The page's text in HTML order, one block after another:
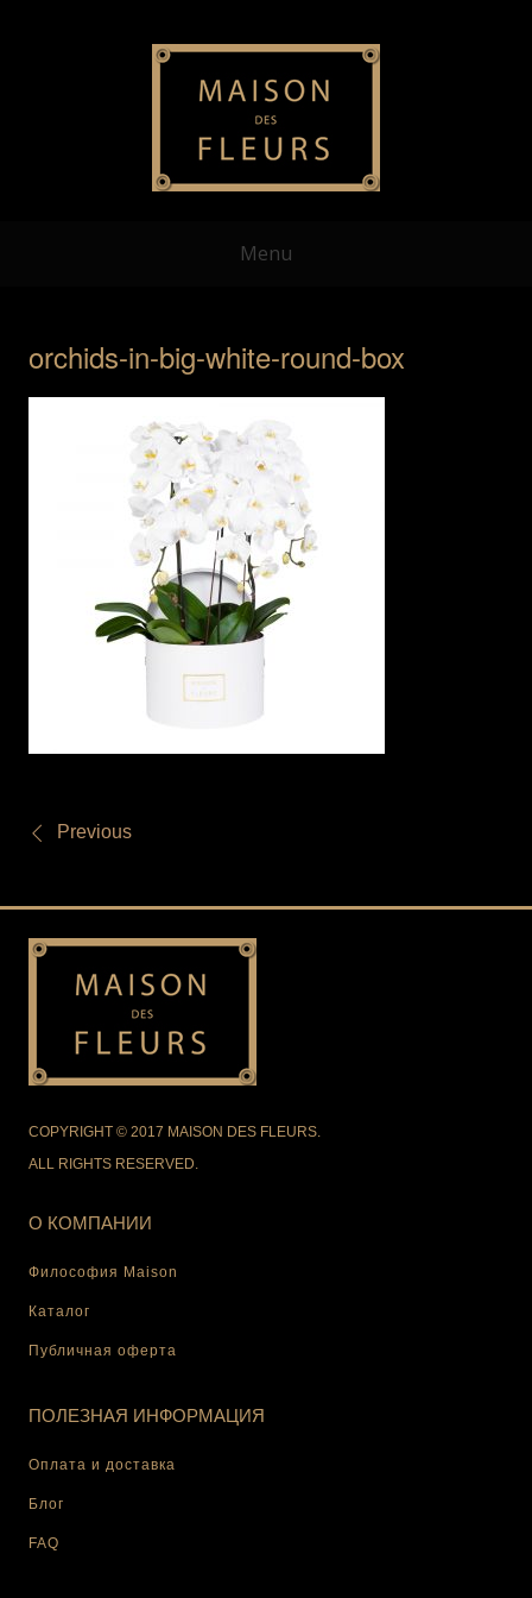
Menu
orchids-in-big-white-round-box
Previous
COPYRIGHT © 2017 MAISON DES FLEURS.
ALL RIGHTS RESERVED.
О КОМПАНИИ
Философия Maison
Каталог
Публичная оферта
ПОЛЕЗНАЯ ИНФОРМАЦИЯ
Оплата и доставка
Блог
FAQ